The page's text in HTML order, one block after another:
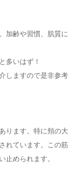
加齢や習慣、肌質に
多いはず！
しますので是非参考
ります。特に頬の大
れています。この筋
止められます。